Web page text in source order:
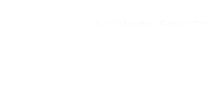
※このAnother Editionでは
無音が長く続く箇所があ